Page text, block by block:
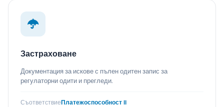
Застраховане
Документация за искове с пълен одитен запис за
регулаторни одити и прегледи.
СъответствиеПлатежоспособност II